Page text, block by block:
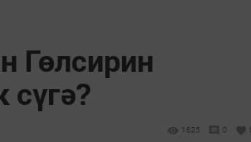
Гөлсирин
1625 0